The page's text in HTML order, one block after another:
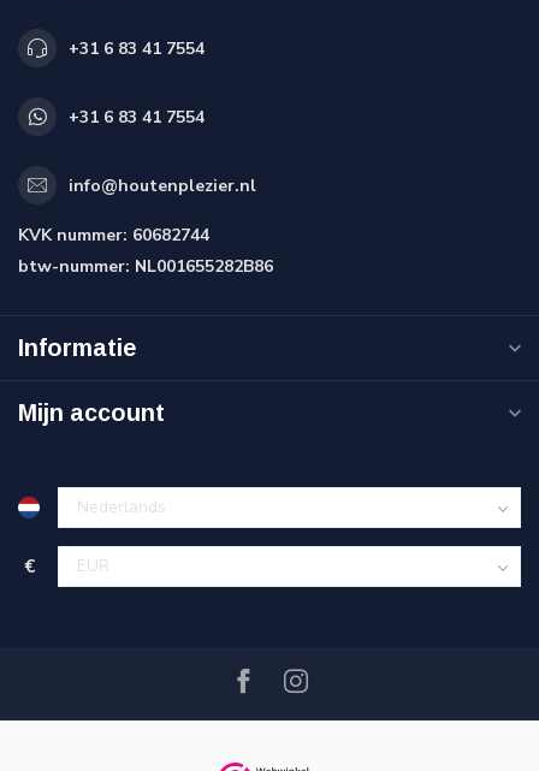
+31 6 83 41 7554
+31 6 83 41 7554
info@houtenplezier.nl
KVK nummer: 60682744
btw-nummer: NL001655282B86
Informatie
Mijn account
€